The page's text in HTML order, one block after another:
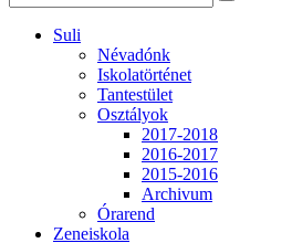
Suli
Névadónk
Iskolatörténet
Tantestület
Osztályok
2017-2018
2016-2017
2015-2016
Archivum
Órarend
Zeneiskola